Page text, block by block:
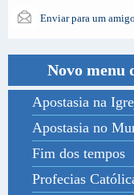
Enviar para um amigo
Novo menu
Apostasia na
Apostasia no
Fim dos tempos
Profecias